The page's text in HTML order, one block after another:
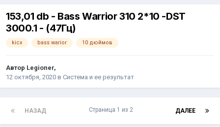
153,01 db - Bass Warrior 310 2*10 -DST
3000.1 - (47Гц)
kicx bass warior 10 дюймов
Автор Legioner,
12 октября, 2020 в Система и ее результат
НАЗАД ДАЛЕЕ
Страница 1 из 2